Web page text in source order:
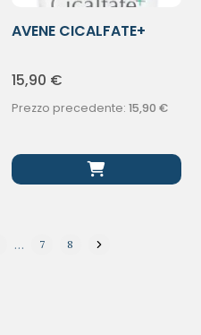
AVENE CICALFATE+
15,90 €
Prezzo precedente: 15,90 €
… 7 8